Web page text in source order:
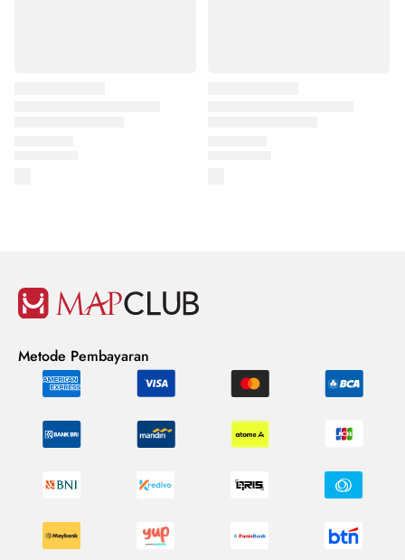
Metode Pembayaran